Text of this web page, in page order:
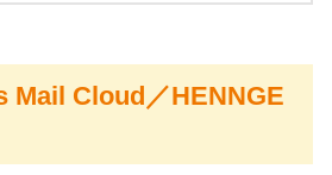
Mail Cloud／HENNGE